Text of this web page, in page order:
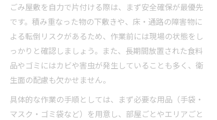
ごみ屋敷を自力で片付ける際は、まず安全確保が最優先
です。積み重なった物の下敷きや、床・通路の障害物に
よる転倒リスクがあるため、作業前には現場の状態をし
っかりと確認しましょう。また、長期間放置された食料
品やゴミにはカビや害虫が発生していることも多く、衛
生面の配慮も欠かせません。
具体的な作業の手順としては、まず必要な用品（手袋・
マスク・ゴミ袋など）を用意し、部屋ごとやエリアごと